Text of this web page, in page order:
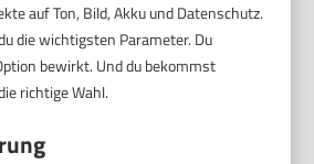
auf Ton, Bild, Akku und Datenschutz.
die wichtigsten Parameter. Du
bewirkt. Und du bekommst
richtige Wahl.